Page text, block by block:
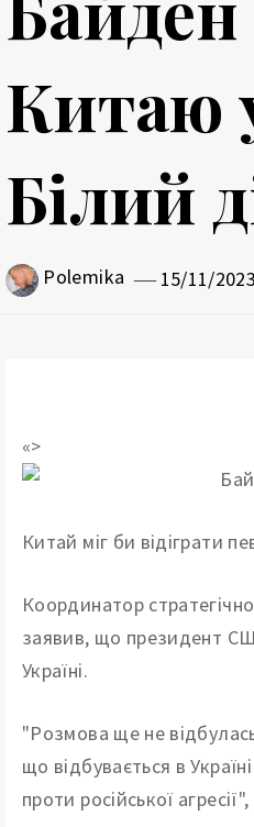
Китаю
Білий
Polemika 15/11/2023
«>
Китай міг би відіграти
Координатор
заявив, що президент
Україні.
"Розмова ще не
що відбувається в
проти російської